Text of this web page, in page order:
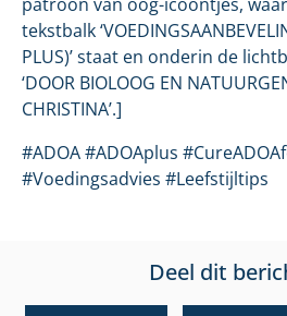
tekstbalk
PLUS)’ staat en onderin de
‘DOOR BIOLOOG EN
CHRISTINA’.]
#ADOA #ADOAplus
#Voedingsadvies #Leefstijltips
Deel dit